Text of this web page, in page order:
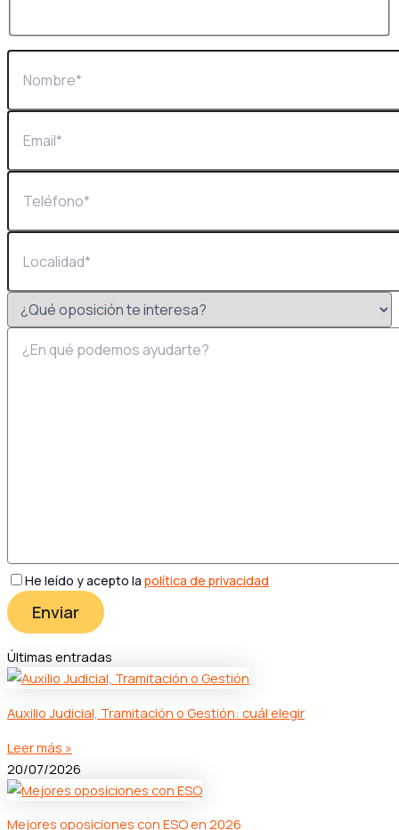
He leído y acepto la política de privacidad
Últimas entradas
Auxilio Judicial, Tramitación o Gestión: cuál elegir
Leer más »
20/07/2026
Mejores oposiciones con ESO en 2026